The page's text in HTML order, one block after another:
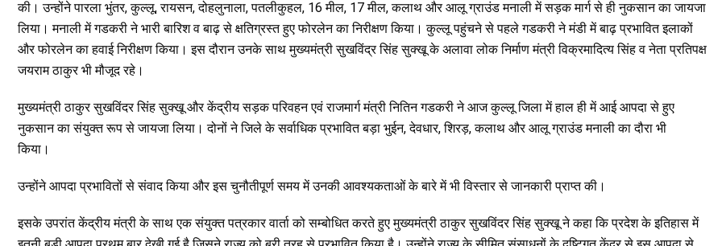
o
o
k
A
p
p
a
m
की। उन्होंने पारला भुंतर, कुल्लू, रायसन, दोहलुनाला, पतलीकुहल, 16 मील, 17 मील, कलाथ और आलू ग्राउंड मनाली में सड़क मार्ग से ही नुकसान का जायजा
लिया। मनाली में गडकरी ने भारी बारिश व बाढ़ से क्षतिग्रस्त हुए फोरलेन का निरीक्षण किया। कुल्लू पहुंचने से पहले गडकरी ने मंडी में बाढ़ प्रभावित इलाकों
और फोरलेन का हवाई निरीक्षण किया। इस दौरान उनके साथ मुख्यमंत्री सुखविंद्र सिंह सुक्खू के अलावा लोक निर्माण मंत्री विक्रमादित्य सिंह व नेता प्रतिपक्ष
जयराम ठाकुर भी मौजूद रहे।
मुख्यमंत्री ठाकुर सुखविंदर सिंह सुक्खू और केंद्रीय सड़क परिवहन एवं राजमार्ग मंत्री नितिन गडकरी ने आज कुल्लू जिला में हाल ही में आई आपदा से हुए
नुकसान का संयुक्त रूप से जायजा लिया। दोनों ने जिले के सर्वाधिक प्रभावित बड़ा भुईन, देवधार, शिरड़, कलाथ और आलू ग्राउंड मनाली का दौरा भी
किया।
उन्होंने आपदा प्रभावितों से संवाद किया और इस चुनौतीपूर्ण समय में उनकी आवश्यकताओं के बारे में भी विस्तार से जानकारी प्राप्त की।
इसके उपरांत केंद्रीय मंत्री के साथ एक संयुक्त पत्रकार वार्ता को सम्बोधित करते हुए मुख्यमंत्री ठाकुर सुखविंदर सिंह सुक्खू ने कहा कि प्रदेश के इतिहास में